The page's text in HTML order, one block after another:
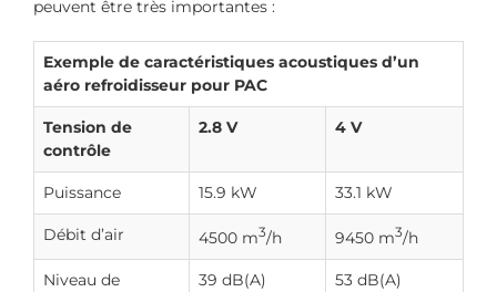
peuvent être très importantes :
Exemple de caractéristiques acoustiques d’un
aéro refroidisseur pour PAC
Tension de
contrôle
2.8 V 4 V
Puissance 15.9 kW 33.1 kW
Débit d’air 4500 m3/h 9450 m3/h
Niveau de
39 dB(A) 53 dB(A)